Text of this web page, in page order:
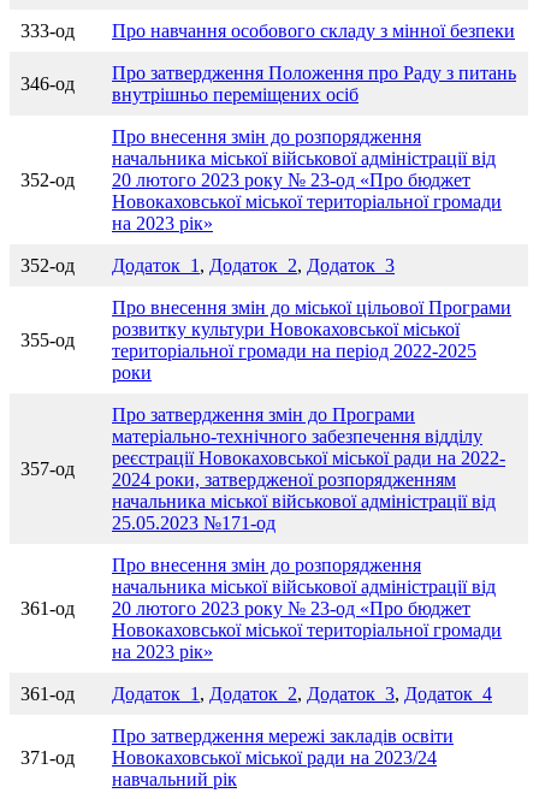
333-од Про навчання особового складу з мінної безпеки
346-од
Про затвердження Положення про Раду з питань
внутрішньо переміщених осіб
352-од
Про внесення змін до розпорядження
начальника міської військової адміністрації від
20 лютого 2023 року № 23-од «Про бюджет
Новокаховської міської територіальної громади
на 2023 рік»
352-од Додаток_1 , Додаток_2, Додаток_3
355-од
Про внесення змін до міської цільової Програми
розвитку культури Новокаховської міської
територіальної громади на період 2022-2025
роки
357-од
Про затвердження змін до Програми
матеріально-технічного забезпечення відділу
реєстрації Новокаховської міської ради на 2022-
2024 роки, затвердженої розпорядженням
начальника міської військової адміністрації від
25.05.2023 №171-од
361-од
Про внесення змін до розпорядження
начальника міської військової адміністрації від
20 лютого 2023 року № 23-од «Про бюджет
Новокаховської міської територіальної громади
на 2023 рік»
361-од Додаток_1 , Додаток_2, Додаток_3, Додаток_4
371-од
Про затвердження мережі закладів освіти
Новокаховської міської ради на 2023/24
навчальний рік